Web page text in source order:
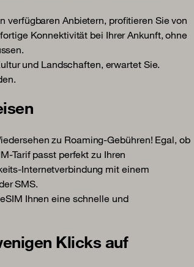
verfügbaren Anbietern, profitieren Sie von
Konnektivität bei Ihrer Ankunft, ohne
und Landschaften, erwartet Sie.
zu Roaming-Gebühren! Egal, ob
Tarif passt perfekt zu Ihren
Internetverbindung mit einem
SMS.
Ihnen eine schnelle und
Klicks auf